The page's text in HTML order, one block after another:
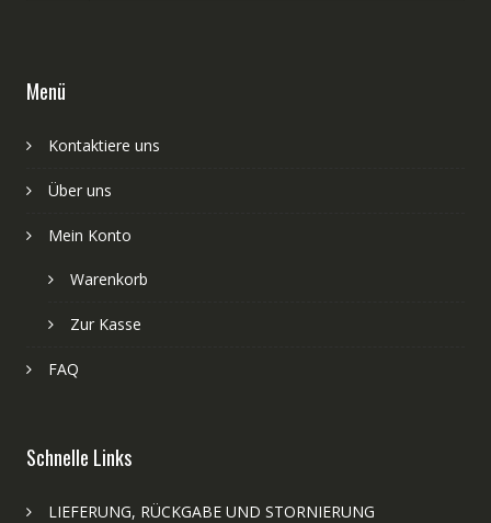
Menü
Kontaktiere uns
Über uns
Mein Konto
Warenkorb
Zur Kasse
FAQ
Schnelle Links
LIEFERUNG, RÜCKGABE UND STORNIERUNG